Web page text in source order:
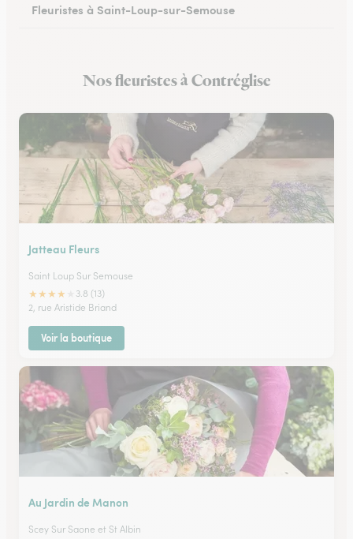
Fleuristes à Saint-Loup-sur-Semouse
Fleuristes à Scey-sur-Saône-et-Saint-Albin
Nos fleuristes à Contréglise
Jatteau Fleurs
Saint Loup Sur Semouse
★★★★
3.8 (13)
2, rue Aristide Briand
Voir la boutique
Au Jardin de Manon
Scey Sur Saone et St Albin